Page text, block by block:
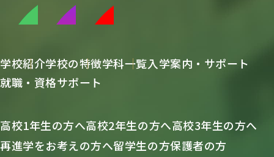
学校紹介学校の特徴学科一覧入学案内・サポート
就職・資格サポート
高校1年生の方へ高校2年生の方へ高校3年生の方へ
再進学をお考えの方へ留学生の方保護者の方